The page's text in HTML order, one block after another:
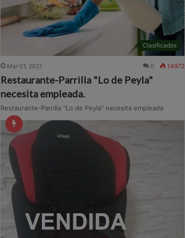
Clasificados
Mar 01, 2021 0 14972
Restaurante-Parrilla "Lo de Peyla"
necesita empleada.
Restaurante-Parrilla "Lo de Peyla" necesita empleada